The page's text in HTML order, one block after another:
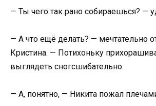
— Ты чего так рано собираешься? —
— А что ещё делать? — мечтательно
Кристина. — Потихоньку
выглядеть сногсшибательно.
— А, понятно, — Никита пожал